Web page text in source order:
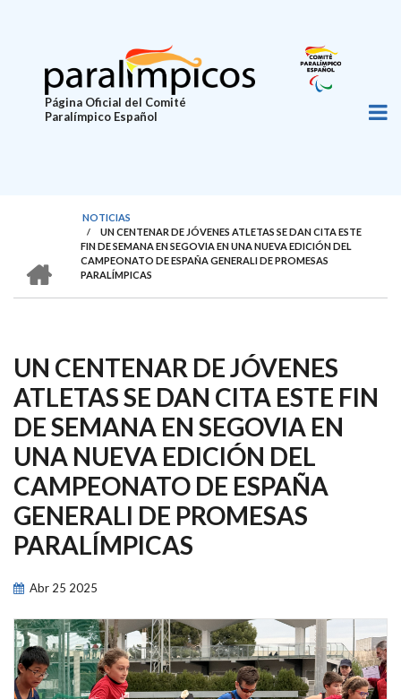
principal
Página Oficial del Comité
Paralímpico Español
SOBRESCRIBIR
ENLACES
DE
A
LA
NAVEGACIÓN
NOTICIAS
/
UN CENTENAR DE JÓVENES ATLETAS SE DAN CITA ESTE
FIN DE SEMANA EN SEGOVIA EN UNA NUEVA EDICIÓN DEL
CAMPEONATO DE ESPAÑA GENERALI DE PROMESAS
PARALÍMPICAS
UN CENTENAR DE JÓVENES
ATLETAS SE DAN CITA ESTE FIN
DE SEMANA EN SEGOVIA EN
UNA NUEVA EDICIÓN DEL
CAMPEONATO DE ESPAÑA
GENERALI DE PROMESAS
PARALÍMPICAS
Abr 25 2025